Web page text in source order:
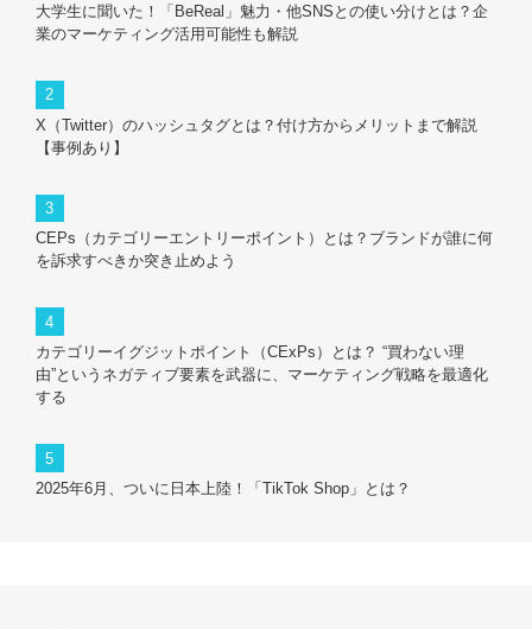
大学生に聞いた！「BeReal」魅力・他SNSとの使い分けとは？企
業のマーケティング活用可能性も解説
X（Twitter）のハッシュタグとは？付け方からメリットまで解説
【事例あり】
CEPs（カテゴリーエントリーポイント）とは？ブランドが誰に何
を訴求すべきか突き止めよう
カテゴリーイグジットポイント（CExPs）とは？ “買わない理
由”というネガティブ要素を武器に、マーケティング戦略を最適化
する
2025年6月、ついに日本上陸！「TikTok Shop」とは？